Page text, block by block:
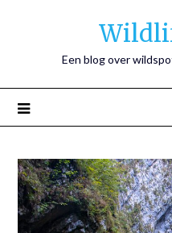
Een blog over